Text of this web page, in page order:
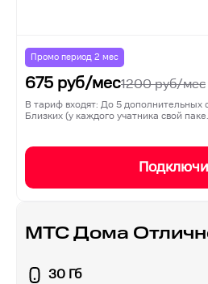
Промо период 2 мес
675 руб/мес1200руб/мес
В тариф входят: До 5 дополнительных
Близких (у каждого учатника свой
МТС Дома
30 Гб